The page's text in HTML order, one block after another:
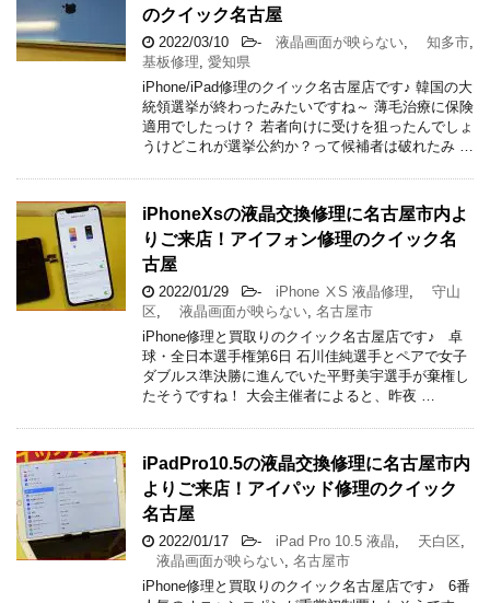
のクイック名古屋
2022/03/10 - 液晶画面が映らない 知多市
基板修理 愛知県
iPhone/iPad修理のクイック名古屋店です♪ 韓国の大
統領選挙が終わったみたいですね～ 薄毛治療に保険
適用でしたっけ？ 若者向けに受けを狙ったんでしょ
うけどこれが選挙公約か？って候補者は破れたみ …
iPhoneXsの液晶交換修理に名古屋市内よ
りご来店！アイフォン修理のクイック名
古屋
2022/01/29 - iPhone ⅩS 液晶修理
守山
区
液晶画面が映らない 名古屋市
iPhone修理と買取りのクイック名古屋店です♪ 卓
球・全日本選手権第6日 石川佳純選手とペアで女子
ダブルス準決勝に進んでいた平野美宇選手が棄権し
たそうですね！ 大会主催者によると、昨夜 …
iPadPro10.5の液晶交換修理に名古屋市内
よりご来店！アイパッド修理のクイック
名古屋
2022/01/17 - iPad Pro 10.5 液晶 天白区
液晶画面が映らない 名古屋市
iPhone修理と買取りのクイック名古屋店です♪ 6番